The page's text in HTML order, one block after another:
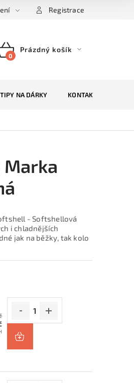
Registrace
NÁKUPNÍ
Prázdný košík
TIPY NA DÁRKY KONTAKTY
Marka
- Softshellová
i chladnějších
jak na běžky, tak kolo